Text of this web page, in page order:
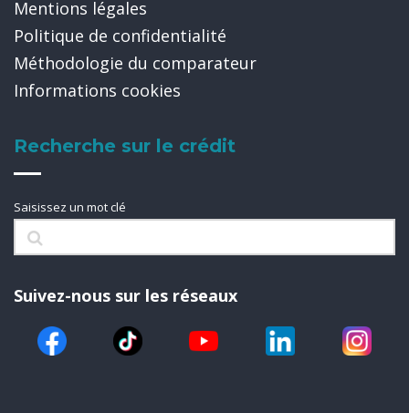
Mentions légales
Politique de confidentialité
Méthodologie du comparateur
Informations cookies
Recherche sur le crédit
Saisissez un mot clé
Suivez-nous sur les réseaux